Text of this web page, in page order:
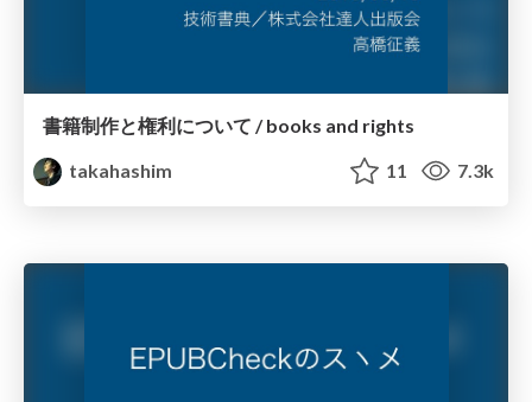
書籍制作と権利について / books and rights
takahashim
11 7.3k